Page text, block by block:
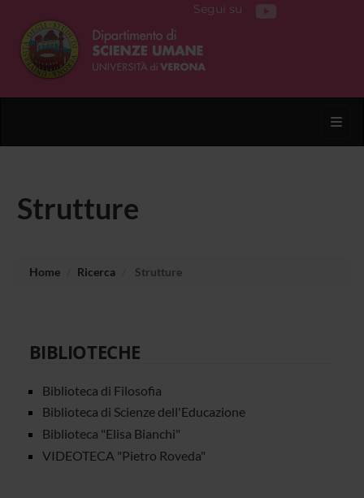
Segui su
Strutture
Home Ricerca Strutture
BIBLIOTECHE
Biblioteca di Filosofia
Biblioteca di Scienze dell'Educazione
Biblioteca "Elisa Bianchi"
VIDEOTECA "Pietro Roveda"